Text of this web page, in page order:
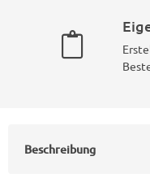
Beschreibung